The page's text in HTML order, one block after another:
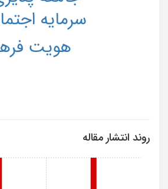
سرمایه
هویت
روند انتشار مقاله